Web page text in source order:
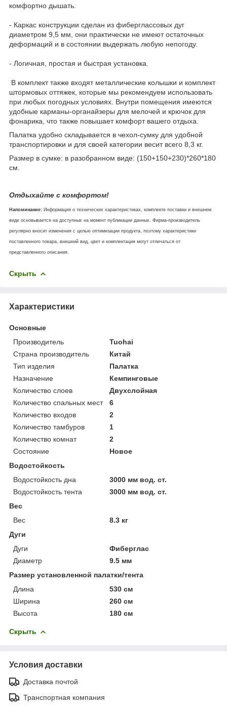
комфортно дышать.
- Каркас конструкции сделан из фиберглассовых дуг
диаметром 9,5 мм, они практически не имеют остаточных
деформаций и в состоянии выдержать любую непогоду.
- Логичная, простая и быстрая установка.
В комплект также входят металлические колышки и комплект
штормовых оттяжек, которые мы рекомендуем использовать
при любых погодных условиях. Внутри помещения имеются
удобные карманы-органайзеры для мелочей и крючок для
фонарика, что также повышает комфорт вашего отдыха.
Палатка удобно складывается в чехол-сумку для удобной
транспортировки и для своей категории весит всего 8,3 кг.
Размер в сумке: в разобранном виде: (150+150+230)*260*180
см.
Отдыхайте с комфортом!
Напоминание: Информация о технических характеристиках, комплекте поставки и внешнем
виде основывается на доступных на момент публикации данных. Фирма-производитель
регулярно вносит изменения с целью оптимизации продукта, поэтому характеристики
поставленного товара, внешний вид, цвет и комплектация могут отличаться от
представленного описания.
Скрыть
Характеристики
Основные
Производитель
Tuohai
Страна производитель
Китай
Тип изделия
Палатка
Назначение
Кемпинговые
Количество слоев
Двухслойная
Количество спальных мест
6
Количество входов
2
Количество тамбуров
1
Количество комнат
2
Состояние
Новое
Водостойкость
Водостойкость дна
3000 мм вод. ст.
Водостойкость тента
3000 мм вод. ст.
Вес
Вес
8.3 кг
Дуги
Дуги
Фиберглас
Диаметр
9.5 мм
Размер установленной палатки/тента
Длина
530 см
Ширина
260 см
Высота
180 см
Скрыть
Условия доставки
Доставка почтой
Транспортная компания